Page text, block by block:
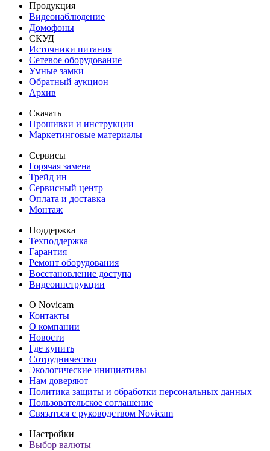
Продукция
Видеонаблюдение
Домофоны
СКУД
Источники питания
Сетевое оборудование
Умные замки
Обратный аукцион
Архив
Скачать
Прошивки и инструкции
Маркетинговые материалы
Сервисы
Горячая замена
Трейд ин
Сервисный центр
Оплата и доставка
Монтаж
Поддержка
Техподдержка
Гарантия
Ремонт оборудования
Восстановление доступа
Видеоинструкции
О Novicam
Контакты
О компании
Новости
Где купить
Сотрудничество
Экологические инициативы
Нам доверяют
Политика защиты и обработки персональных данных
Пользовательское соглашение
Связаться с руководством Novicam
Настройки
Выбор валюты